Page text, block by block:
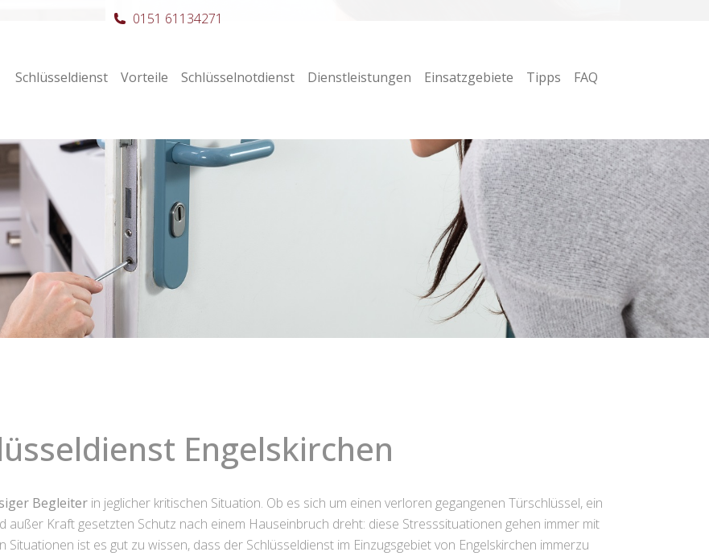
Schlüsseldienst Vorteile Schlüsselnotdienst Dienstleistungen Einsatzgebiete Tipps FAQ
0151 61134271
Engelskirchen
Begleiter in jeglicher kritischen Situation. Ob es sich um einen verloren gegangenen Türschlüssel, ein
Kraft gesetzten Schutz nach einem Hauseinbruch dreht: diese Stresssituationen gehen immer mit
ist es gut zu wissen, dass der Schlüsseldienst im Einzugsgebiet von Engelskirchen immerzu